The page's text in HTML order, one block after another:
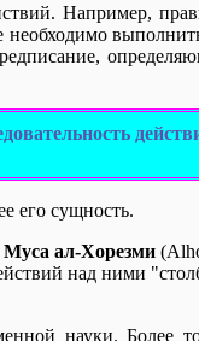
Например,
его сущность.
ал-Хорезми
над ними
науки. Более